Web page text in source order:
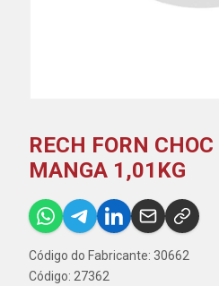
RECH FORN
MANGA 1,01KG
Código do Fabricante: 30662
Código: 27362